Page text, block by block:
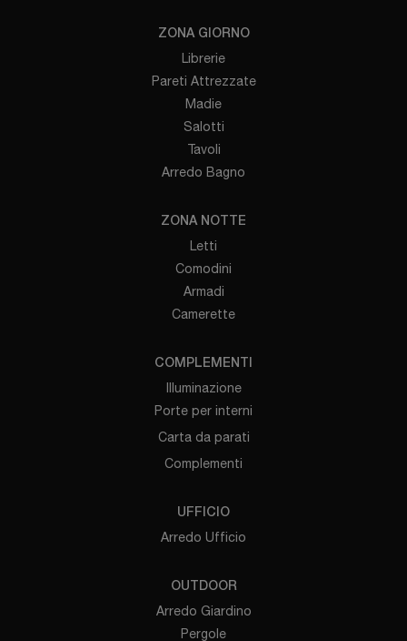
ZONA GIORNO
Librerie
Pareti Attrezzate
Madie
Salotti
Tavoli
Arredo Bagno
ZONA NOTTE
Letti
Comodini
Armadi
Camerette
COMPLEMENTI
Illuminazione
Porte per interni
Carta da parati
Complementi
UFFICIO
Arredo Ufficio
OUTDOOR
Arredo Giardino
Pergole